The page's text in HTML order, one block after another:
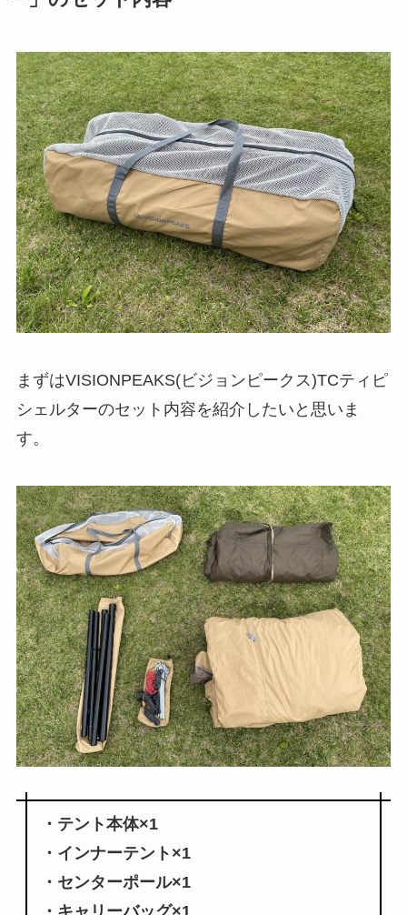
まずはVISIONPEAKS(ビジョンピークス)TCティピ
シェルターのセット内容を紹介したいと思いま
す。
・テント本体×1
・インナーテント×1
・センターポール×1